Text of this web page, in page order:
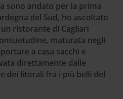
sono andato per la prima
del Sud, ho ascoltato
ristorante di Cagliari
maturata negli
a casa sacchi e
direttamente dalle
dei litorali fra i più belli del